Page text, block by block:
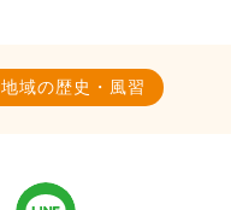
地域の歴史・風習